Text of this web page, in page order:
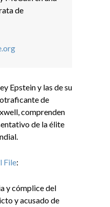
de
Epstein y las de su
de
comprenden
de la élite
File:
y cómplice del
y acusado de